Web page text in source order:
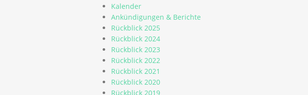
Kalender
Ankündigungen & Berichte
Rückblick 2025
Rückblick 2024
Rückblick 2023
Rückblick 2022
Rückblick 2021
Rückblick 2020
Rückblick 2019